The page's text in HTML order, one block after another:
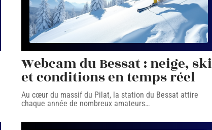
Webcam du Bessat : neige, ski
et conditions en temps réel
Au cœur du massif du Pilat, la station du Bessat attire
chaque année de nombreux amateurs…